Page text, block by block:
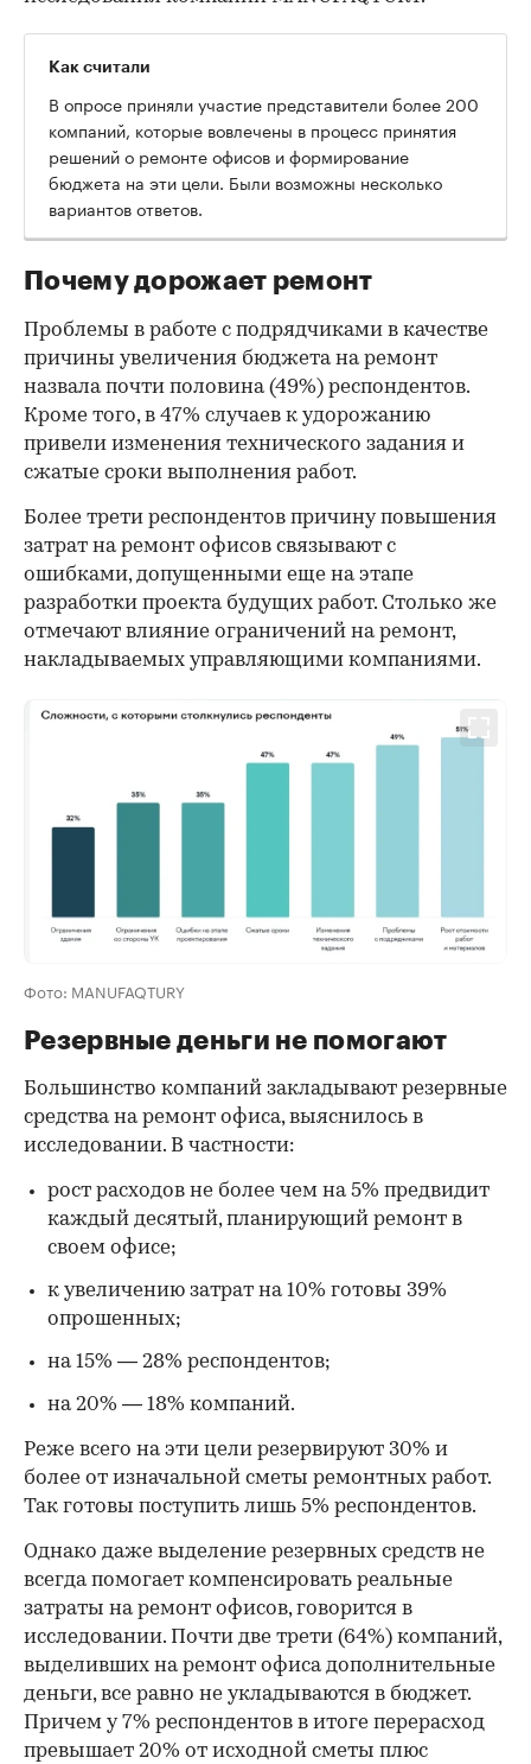
Как считали
В опросе приняли участие представители более 200
компаний, которые вовлечены в процесс принятия
решений о ремонте офисов и формирование
бюджета на эти цели. Были возможны несколько
вариантов ответов.
Почему дорожает ремонт
00:00
Проблемы в работе с подрядчиками в качестве
причины увеличения бюджета на ремонт
назвала почти половина (49%) респондентов.
Кроме того, в 47% случаев к удорожанию
привели изменения технического задания и
сжатые сроки выполнения работ.
Более трети респондентов причину повышения
затрат на ремонт офисов связывают с
ошибками, допущенными еще на этапе
разработки проекта будущих работ. Столько же
отмечают влияние ограничений на ремонт,
накладываемых управляющими компаниями.
Фото: MANUFAQTURY
Резервные деньги не помогают
Большинство компаний закладывают резервные
средства на ремонт офиса, выяснилось в
исследовании. В частности:
рост расходов не более чем на 5% предвидит
каждый десятый, планирующий ремонт в
своем офисе;
к увеличению затрат на 10% готовы 39%
опрошенных;
на 15% — 28% респондентов;
на 20% — 18% компаний.
Реже всего на эти цели резервируют 30% и
более от изначальной сметы ремонтных работ.
Так готовы поступить лишь 5% респондентов.
Однако даже выделение резервных средств не
всегда помогает компенсировать реальные
затраты на ремонт офисов, говорится в
исследовании. Почти две трети (64%) компаний,
выделивших на ремонт офиса дополнительные
деньги, все равно не укладываются в бюджет.
Причем у 7% респондентов в итоге перерасход
превышает 20% от исходной сметы плюс